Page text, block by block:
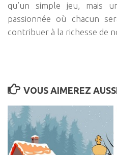
qu’un simple jeu, mais
passionnée où chacun
contribuer à la richesse de
VOUS AIMEREZ